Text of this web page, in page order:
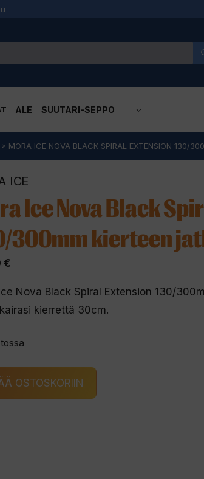
ALE SUUTARI-SEPPO
> MORA ICE NOVA BLACK SPIRAL EXTENSION 130/
ICE
Ice Nova Black
300mm kierteen
€
Nova Black Spiral Extension 130/
kierrettä 30cm.
OSTOSKORIIN